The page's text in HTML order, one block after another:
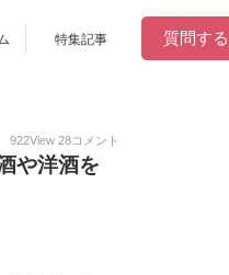
特集記事 質問する
922View 28コメント
や洋酒を